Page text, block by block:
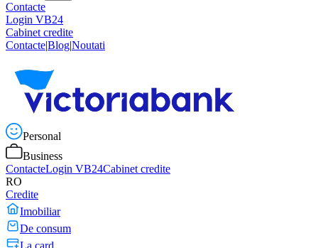
Contacte
Login VB24
Cabinet credite
Contacte|Blog|Noutati
Personal
Business
ContacteLogin VB24Cabinet credite
RO
Credite
Imobiliar
De consum
La card